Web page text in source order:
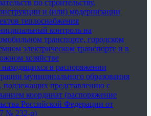
по строительству,
и (или) модернизации
теплоснабжения
контроль на
транспорте, городском
электрическом транспорте и в
хозяйстве
в распоряжении
муниципального образования
подлежащих представлению с
координат (распоряжение
Российской Федерации от
№ 232-р)